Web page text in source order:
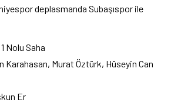
deplasmanda Subaşıspor ile
Nolu Saha
Karahasan, Murat Öztürk, Hüseyin Can
Er